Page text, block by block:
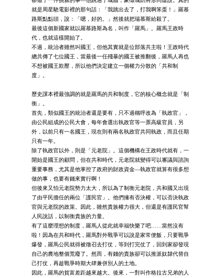
就是周星馳電影裡的那句話：「我跳出去了，打我啊笨蛋！」羅慕
路斯點點頭，說：「嗯，好的。」然後就把瑞慕斯給殺了。
最後這個新國家就以羅慕路斯為名，叫作「羅馬」。羅馬王政時
代，也就這樣開始了。
不過，統治者雖然叫國王，但他其實就是位部落共主啦！王政時代
總共傳了七位國王，當最後一任殘暴的國王被推翻後，羅馬人再也
不想被國王欺壓，所以他們決定建立一個權力分散的「共和制
度」。
歷史課本裡最強調的就是羅馬的共和制度，它的核心概念就是「制
衡」。
首先，類似國王的統治者還是要有，只不過稱呼改為「執政官」，
由公民組成的公民大會，每年會選出執政官等一票高級官員，另
外，以前只有一名國王，現在則有兩名執政官共同執政，而且任期
只有一年。
除了執政官以外，則是「元老院」。這個機構在王政時代就有，一
開始是國王的顧問，但在共和時代，元老院就變得可以審議與諮詢
重要事務，尤其是他掌控了政府的財政資金—執政官就算有很多想
做的事，也要有錢來實行啊！
但後來又怕元老院勢力太大，所以為了制衡元老院，共和國又出現
了由平民擔任的兩位「護民官」。他們擁有否決權，可以否決執政
官與元老院的政策。因此，雖然貴族權力很大，但還是有護民官幫
人民說話，以制衡貴族的力量。
有了這麼理想的制度，羅馬人從此就幸福快樂了吧……當然沒有
啦！因為在共和時代，羅馬對外戰爭可以說是家常便飯，只要戰爭
爆發，羅馬公民就得被徵召去打仗，等到打完仗了，回到家卻發現
自己的農地整個荒廢了。然而，有錢的貴族卻可以推派奴隸代替自
己打仗，再趁戰爭時期大肆兼併別人的土地。
因此，羅馬的貧富差距越來越大。後來，一對叫作格拉古兄弟的人